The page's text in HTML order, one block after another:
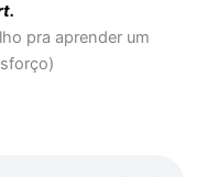
pra aprender um